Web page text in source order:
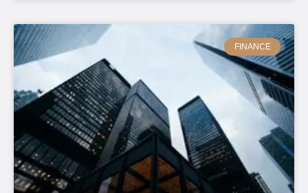
FINANCE